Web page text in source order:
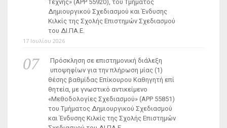
Τέχνης» (ΑΡΡ 55920), του Τμήματος
Δημιουργικού Σχεδιασμού και Ένδυσης
Κιλκίς της Σχολής Επιστημών Σχεδιασμού
του ΔΙ.ΠΑ.Ε.
17 Ιουλίου 2026
Πρόσκληση σε επιστημονική διάλεξη
υποψηφίων για την πλήρωση μίας (1)
θέσης βαθμίδας Επίκουρου Καθηγητή επί
θητεία, με γνωστικό αντικείμενο
«Μεθοδολογίες Σχεδιασμού» (ΑΡΡ 55851)
του Τμήματος Δημιουργικού Σχεδιασμού
και Ένδυσης Κιλκίς της Σχολής Επιστημών